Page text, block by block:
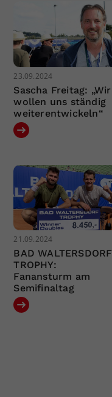
23.09.2024
Sascha Freitag: „Wir
wollen uns ständig
weiterentwickeln“
21.09.2024
BAD WALTERSDORF
TROPHY:
Fanansturm am
Semifinaltag